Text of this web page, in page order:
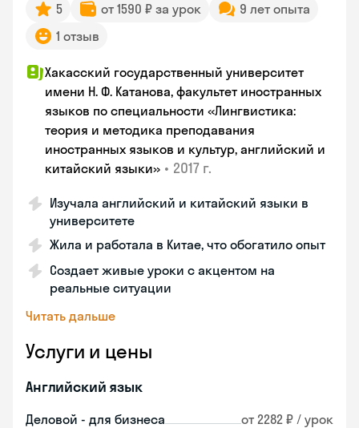
5 от 1590 ₽ за урок
9 лет опыта
1 отзыв
Хакасский государственный университет
имени Н. Ф. Катанова, факультет иностранных
языков по специальности «Лингвистика:
теория и методика преподавания
иностранных языков и культур, английский и
китайский языки» • 2017 г.
Изучала английский и китайский языки в
университете
Жила и работала в Китае, что обогатило опыт
Создает живые уроки с акцентом на
реальные ситуации
Читать дальше
Услуги и цены
Английский язык
Деловой - для бизнеса от 2282 ₽ / урок